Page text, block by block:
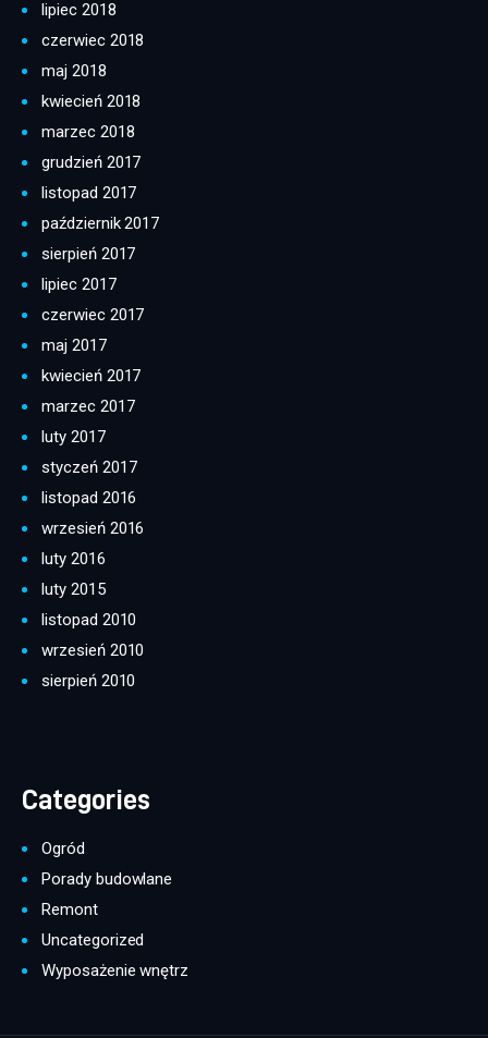
lipiec 2018
czerwiec 2018
maj 2018
kwiecień 2018
marzec 2018
grudzień 2017
listopad 2017
październik 2017
sierpień 2017
lipiec 2017
czerwiec 2017
maj 2017
kwiecień 2017
marzec 2017
luty 2017
styczeń 2017
listopad 2016
wrzesień 2016
luty 2016
luty 2015
listopad 2010
wrzesień 2010
sierpień 2010
Categories
Ogród
Porady budowlane
Remont
Uncategorized
Wyposażenie wnętrz